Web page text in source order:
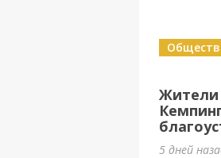
Жители
5 дней